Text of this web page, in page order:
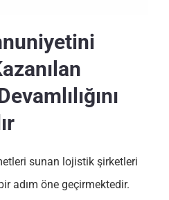
sunan lojistik şirketleri
adım öne geçirmektedir.